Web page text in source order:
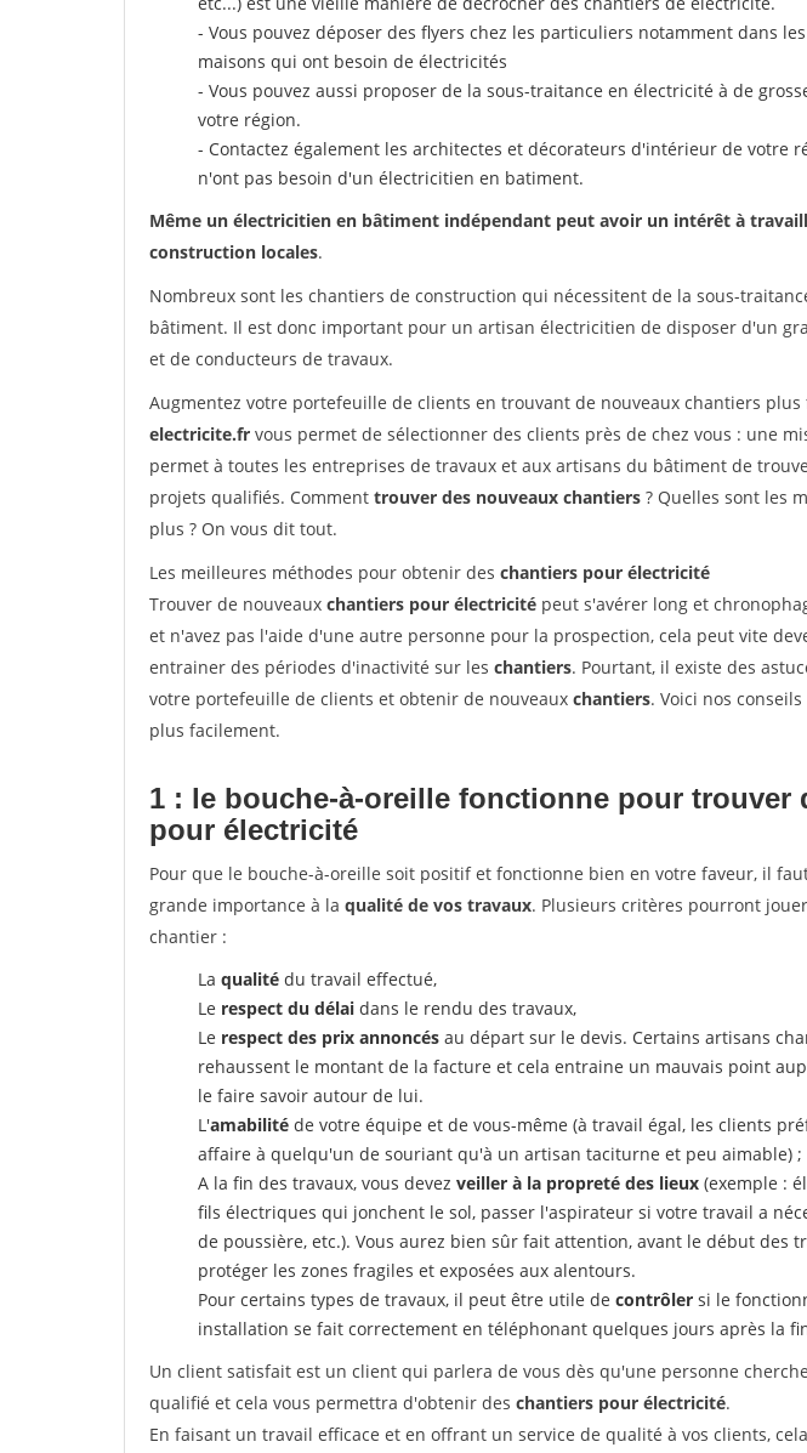
- Vous pouvez déposer des flyers chez les particuliers notamment dans
maisons qui ont besoin de électricités
- Vous pouvez aussi proposer de la sous-traitance en électricité à de
votre région.
- Contactez également les architectes et décorateurs d'intérieur de votre
n'ont pas besoin d'un électricitien en batiment.
Même un électricitien en bâtiment indépendant peut avoir un intérêt à
construction locales.
Nombreux sont les chantiers de construction qui nécessitent de la sous-
bâtiment. Il est donc important pour un artisan électricitien de disposer d'un
et de conducteurs de travaux.
Augmentez votre portefeuille de clients en trouvant de nouveaux chantiers plus
electricite.fr vous permet de sélectionner des clients près de chez vous : une
permet à toutes les entreprises de travaux et aux artisans du bâtiment de
projets qualifiés. Comment trouver des nouveaux chantiers ? Quelles sont les
plus ? On vous dit tout.
Les meilleures méthodes pour obtenir des chantiers pour électricité
Trouver de nouveaux chantiers pour électricité peut s'avérer long et
et n'avez pas l'aide d'une autre personne pour la prospection, cela peut vite
entrainer des périodes d'inactivité sur les chantiers. Pourtant, il existe des
votre portefeuille de clients et obtenir de nouveaux chantiers. Voici nos
plus facilement.
1 : le bouche-à-oreille fonctionne pour trouver
pour électricité
Pour que le bouche-à-oreille soit positif et fonctionne bien en votre faveur, il
grande importance à la qualité de vos travaux. Plusieurs critères pourront
chantier :
La qualité du travail effectué,
Le respect du délai dans le rendu des travaux,
Le respect des prix annoncés au départ sur le devis. Certains artisans
rehaussent le montant de la facture et cela entraine un mauvais point
le faire savoir autour de lui.
L'amabilité de votre équipe et de vous-même (à travail égal, les clients
affaire à quelqu'un de souriant qu'à un artisan taciturne et peu aimable) ;
A la fin des travaux, vous devez veiller à la propreté des lieux (exemple :
fils électriques qui jonchent le sol, passer l'aspirateur si votre travail a
de poussière, etc.). Vous aurez bien sûr fait attention, avant le début des
protéger les zones fragiles et exposées aux alentours.
Pour certains types de travaux, il peut être utile de contrôler si le
installation se fait correctement en téléphonant quelques jours après la
Un client satisfait est un client qui parlera de vous dès qu'une personne
qualifié et cela vous permettra d'obtenir des chantiers pour électricité.
En faisant un travail efficace et en offrant un service de qualité à vos clients,